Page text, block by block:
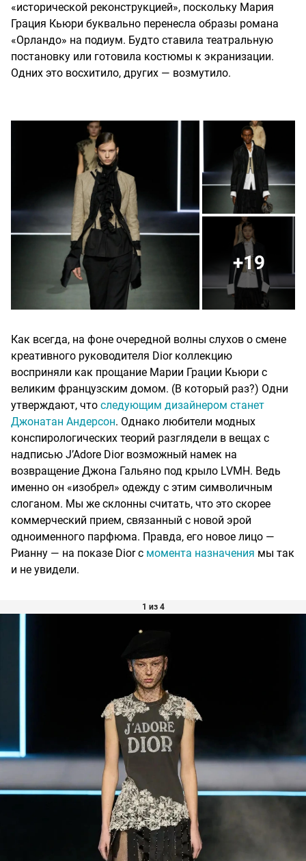
«исторической реконструкцией», поскольку Мария
Грация Кьюри буквально перенесла образы романа
«Орландо» на подиум. Будто ставила театральную
постановку или готовила костюмы к экранизации.
Одних это восхитило, других — возмутило.
+19
Как всегда, на фоне очередной волны слухов о смене
креативного руководителя Dior коллекцию
восприняли как прощание Марии Грации Кьюри с
великим французским домом. (В который раз?) Одни
утверждают, что следующим дизайнером станет
Джонатан Андерсон. Однако любители модных
конспирологических теорий разглядели в вещах с
надписью J’Adore Dior возможный намек на
возвращение Джона Гальяно под крыло LVMH. Ведь
именно он «изобрел» одежду с этим символичным
слоганом. Мы же склонны считать, что это скорее
коммерческий прием, связанный с новой эрой
одноименного парфюма. Правда, его новое лицо —
Рианну — на показе Dior с момента назначения мы так
и не увидели.
1 из 4